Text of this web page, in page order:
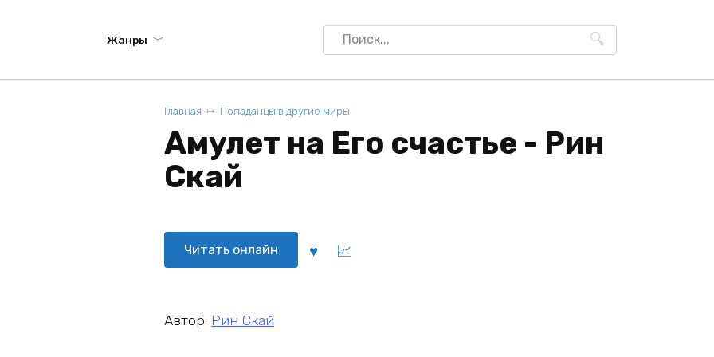
Жанры
Search
for:
Главная Попаданцы в другие миры
Амулет на Его счастье - Рин
Скай
Читать онлайн
Автор: Рин Скай